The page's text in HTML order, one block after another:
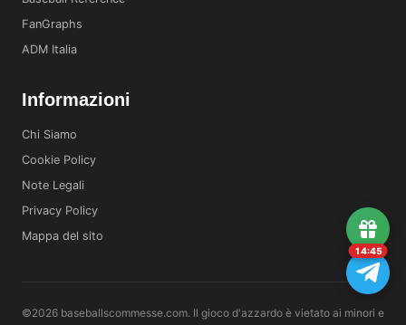
FanGraphs
ADM Italia
Informazioni
Chi Siamo
Cookie Policy
Note Legali
Privacy Policy
Mappa del sito
©2026 baseballscommesse.com. Il gioco d'azzardo è vietato ai minori e
14:45